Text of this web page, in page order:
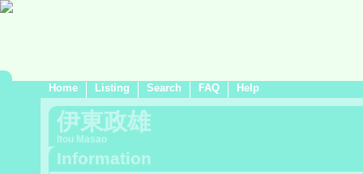
Home Listing Search FAQ Help
伊東政雄
Itou Masao
Information